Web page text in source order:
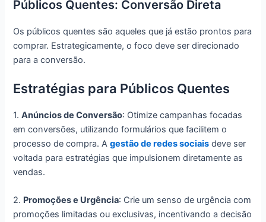
Públicos Quentes: Conversão Direta
Os públicos quentes são aqueles que já estão prontos para
comprar. Estrategicamente, o foco deve ser direcionado
para a conversão.
Estratégias para Públicos Quentes
1.Anúncios de Conversão: Otimize campanhas focadas
em conversões, utilizando formulários que facilitem o
processo de compra. Agestão de redes sociais deve ser
voltada para estratégias que impulsionem diretamente as
vendas.
2. Promoções e Urgência: Crie um senso de urgência com
promoções limitadas ou exclusivas, incentivando a decisão